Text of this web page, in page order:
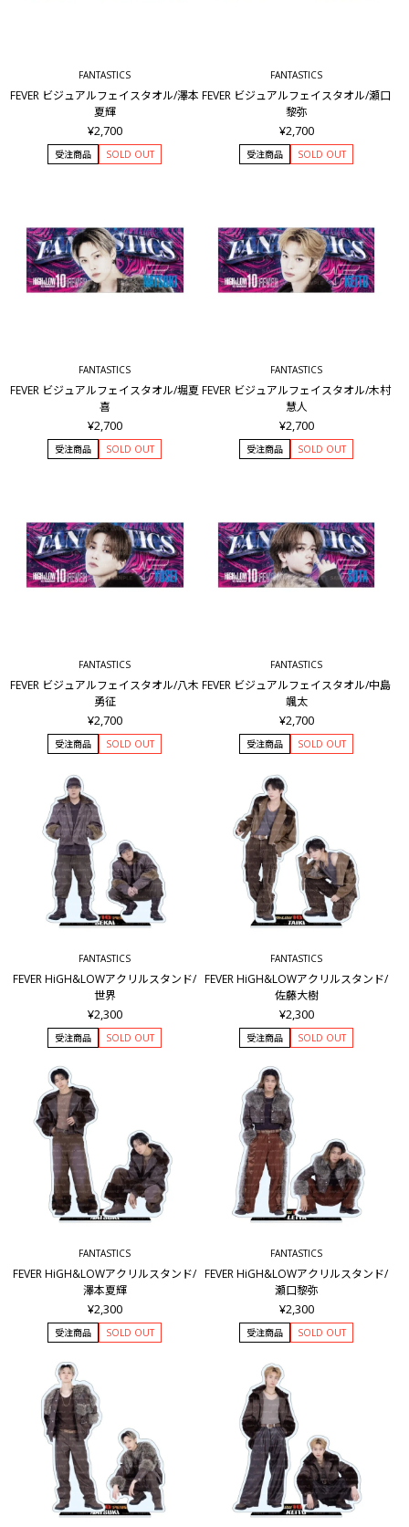
FANTASTICS
FEVER ビジュアルフェイスタオル/澤本
夏輝
¥2,700
受注商品 SOLD OUT
FANTASTICS
FEVER ビジュアルフェイスタオル/瀬口
黎弥
¥2,700
受注商品 SOLD OUT
FANTASTICS
FEVER ビジュアルフェイスタオル/堀夏
喜
¥2,700
受注商品 SOLD OUT
FANTASTICS
FEVER ビジュアルフェイスタオル/木村
慧人
¥2,700
受注商品 SOLD OUT
FANTASTICS
FEVER ビジュアルフェイスタオル/八木
勇征
¥2,700
受注商品 SOLD OUT
FANTASTICS
FEVER ビジュアルフェイスタオル/中島
颯太
¥2,700
受注商品 SOLD OUT
FANTASTICS
FEVER HiGH&LOWアクリルスタンド/
世界
¥2,300
受注商品 SOLD OUT
FANTASTICS
FEVER HiGH&LOWアクリルスタンド/
佐藤大樹
¥2,300
受注商品 SOLD OUT
FANTASTICS
FEVER HiGH&LOWアクリルスタンド/
澤本夏輝
¥2,300
受注商品 SOLD OUT
FANTASTICS
FEVER HiGH&LOWアクリルスタンド/
瀬口黎弥
¥2,300
受注商品 SOLD OUT